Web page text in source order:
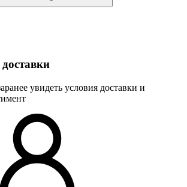
увидеть условия доставки и